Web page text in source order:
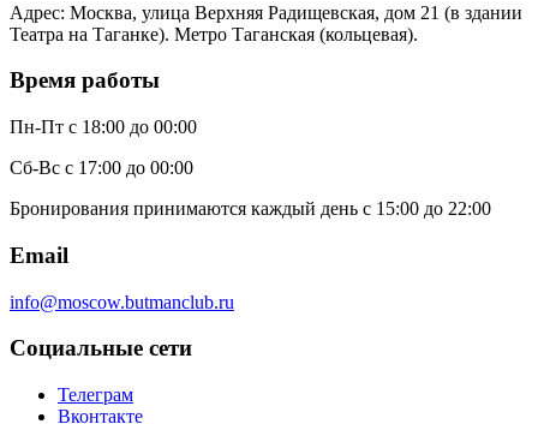
Адрес: Москва, улица Верхняя Радищевская, дом 21 (в здании
Театра на Таганке). Метро Таганская (кольцевая).
Время работы
Пн-Пт с 18:00 до 00:00
Сб-Вс с 17:00 до 00:00
Бронирования принимаются каждый день с 15:00 до 22:00
Email
info@moscow.butmanclub.ru
Социальные сети
Телеграм
Вконтакте